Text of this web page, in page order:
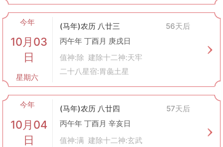
今年
10月03
日
星期六
(马年)农历 八廿三
56天后
丙午年 丁酉月 庚戌日
值神:除 建除十二神:天牢
二十八星宿:胃彘土星
今年
10月04
日
(马年)农历 八廿四
57天后
丙午年 丁酉月 辛亥日
值神:满 建除十二神:玄武